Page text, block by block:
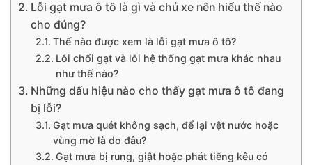
Lỗi gạt mưa ô tô là gì và chủ xe nên hiểu thế nào
cho đúng?
Thế nào được xem là lỗi gạt mưa ô tô?
Lỗi chổi gạt và lỗi hệ thống gạt mưa khác nhau
như thế nào?
Những dấu hiệu nào cho thấy gạt mưa ô tô đang
bị lỗi?
Gạt mưa quét không sạch, để lại vệt nước hoặc
vùng mờ là do đâu?
Gạt mưa bị rung, giật hoặc phát tiếng kêu có